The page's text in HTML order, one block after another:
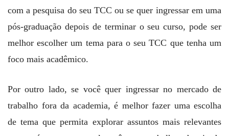
com a pesquisa do seu TCC ou se quer ingressar em uma
pós-graduação depois de terminar o seu curso, pode ser
melhor escolher um tema para o seu TCC que tenha um
foco mais acadêmico.
Por outro lado, se você quer ingressar no mercado de
trabalho fora da academia, é melhor fazer uma escolha
de tema que permita explorar assuntos mais relevantes